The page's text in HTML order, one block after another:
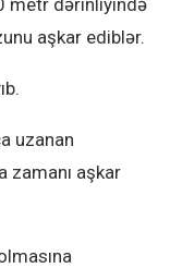
aşkar ediblər.
uzanan
zamanı aşkar